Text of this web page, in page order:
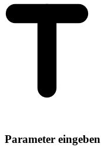
Parameter eingeben